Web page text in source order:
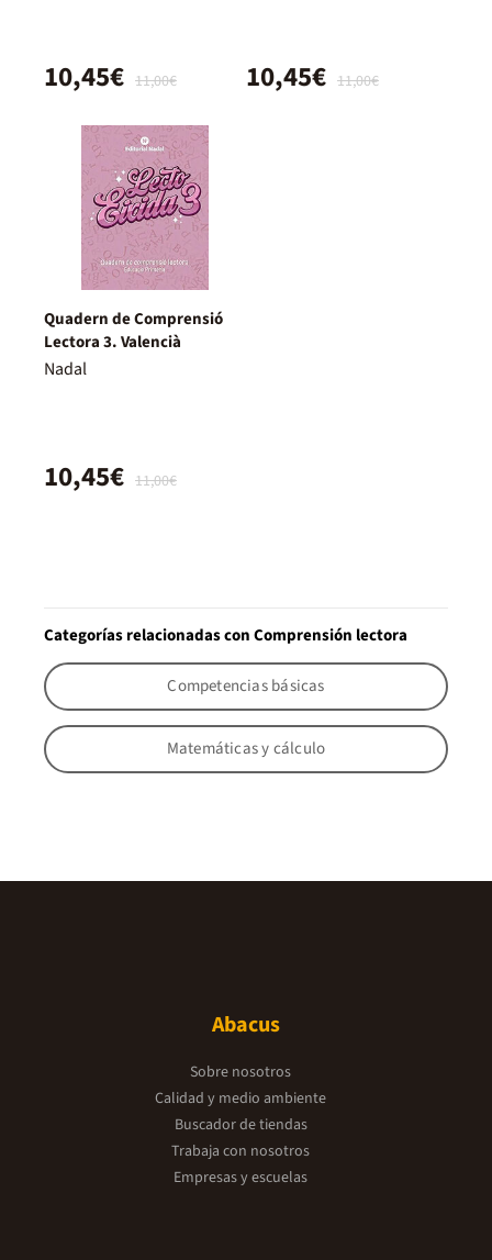
11,00€
10,45€ 11,00€
10,45€
Quadern de Comprensió
Lectora 3. Valencià
Nadal
11,00€
10,45€
Categorías relacionadas con Comprensión lectora
Competencias básicas
Matemáticas y cálculo
Abacus
Sobre nosotros
Calidad y medio ambiente
Buscador de tiendas
Trabaja con nosotros
Empresas y escuelas